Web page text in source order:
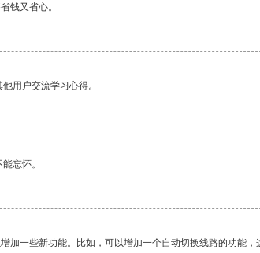
钱又省心。
用户交流学习心得。
忘怀。
加一些新功能。比如，可以增加一个自动切换线路的功能